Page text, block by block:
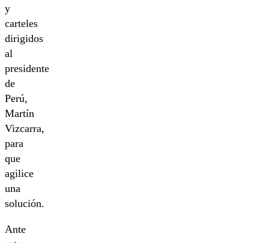
y
carteles
dirigidos
al
presidente
de
Perú,
Martín
Vizcarra,
para
que
agilice
una
solución.
Ante